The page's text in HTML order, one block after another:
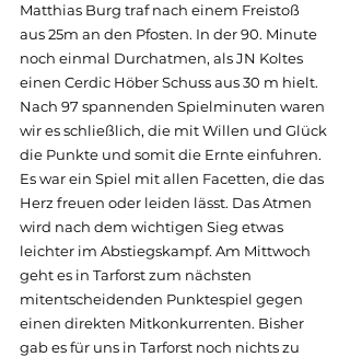
Matthias Burg traf nach einem Freistoß
aus 25m an den Pfosten. In der 90. Minute
noch einmal Durchatmen, als JN Koltes
einen Cerdic Höber Schuss aus 30 m hielt.
Nach 97 spannenden Spielminuten waren
wir es schließlich, die mit Willen und Glück
die Punkte und somit die Ernte einfuhren.
Es war ein Spiel mit allen Facetten, die das
Herz freuen oder leiden lässt. Das Atmen
wird nach dem wichtigen Sieg etwas
leichter im Abstiegskampf. Am Mittwoch
geht es in Tarforst zum nächsten
mitentscheidenden Punktespiel gegen
einen direkten Mitkonkurrenten. Bisher
gab es für uns in Tarforst noch nichts zu